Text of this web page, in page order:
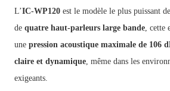
L’IC-WP120 est le modèle le plus puissant
de quatre haut-parleurs large bande, cette
une pression acoustique maximale de 106
claire et dynamique, même dans les
exigeants.